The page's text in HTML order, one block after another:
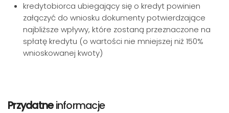
kredytobiorca ubiegający się o kredyt powinien
załączyć do wniosku dokumenty potwierdzające
najbliższe wpływy, które zostaną przeznaczone na
spłatę kredytu (o wartości nie mniejszej niż 150%
wnioskowanej kwoty)
Przydatneinformacje